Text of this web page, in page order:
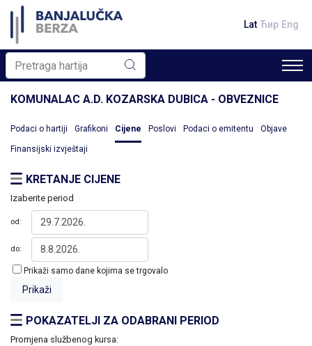
Lat Ћир Eng
KOMUNALAC A.D. KOZARSKA DUBICA - OBVEZNICE
Podaci o hartiji Grafikoni Cijene Poslovi Podaci o emitentu Objave
Finansijski izvještaji
KRETANJE CIJENE
Izaberite period
od:
do:
Prikaži samo dane kojima se trgovalo
POKAZATELJI ZA ODABRANI PERIOD
Promjena službenog kursa: